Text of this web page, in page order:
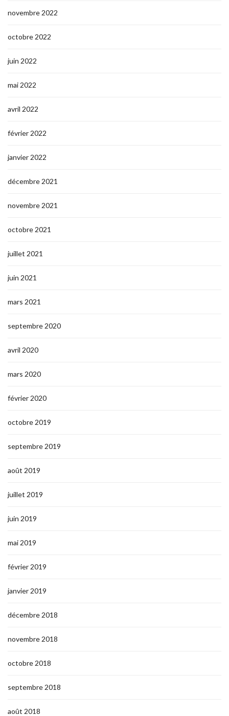
novembre 2022
octobre 2022
juin 2022
mai 2022
avril 2022
février 2022
janvier 2022
décembre 2021
novembre 2021
octobre 2021
juillet 2021
juin 2021
mars 2021
septembre 2020
avril 2020
mars 2020
février 2020
octobre 2019
septembre 2019
août 2019
juillet 2019
juin 2019
mai 2019
février 2019
janvier 2019
décembre 2018
novembre 2018
octobre 2018
septembre 2018
août 2018